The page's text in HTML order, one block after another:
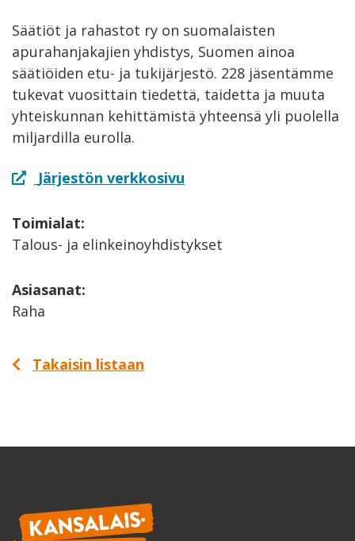
Säätiöt ja rahastot ry on suomalaisten
apurahanjakajien yhdistys, Suomen ainoa
säätiöiden etu- ja tukijärjestö. 228 jäsentämme
tukevat vuosittain tiedettä, taidetta ja muuta
yhteiskunnan kehittämistä yhteensä yli puolella
miljardilla eurolla.
Järjestön verkkosivu
Toimialat:
Talous- ja elinkeinoyhdistykset
Asiasanat:
Raha
Takaisin listaan